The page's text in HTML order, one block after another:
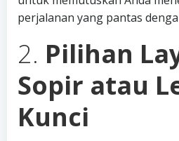
perjalanan yang pantas
2. Pilihan
Sopir atau
Kunci